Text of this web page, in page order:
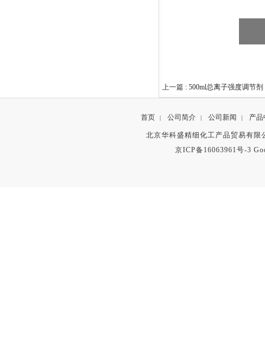
上一篇 : 500ml总离子强度调节剂
首页 | 公司简介 | 公司新闻 | 产品
北京华科盛精细化工产品贸易有
京ICP备16063961号-3